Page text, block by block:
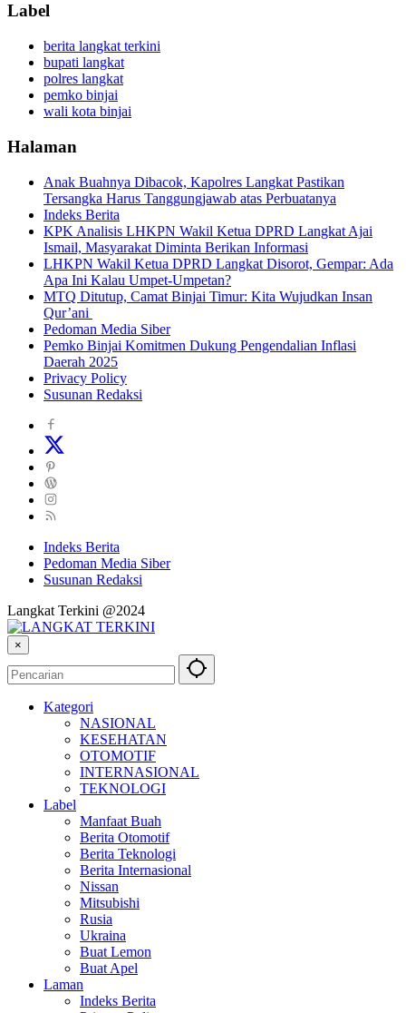
Label
berita langkat terkini
bupati langkat
polres langkat
pemko binjai
wali kota binjai
Halaman
Anak Buahnya Dibacok, Kapolres Langkat Pastikan
Tersangka Harus Tanggungjawab atas Perbuatanya
Indeks Berita
KPK Analisis LHKPN Wakil Ketua DPRD Langkat Ajai
Ismail, Masyarakat Diminta Berikan Informasi
LHKPN Wakil Ketua DPRD Langkat Disorot, Gempar: Ada
Apa Ini Kalau Umpet-Umpetan?
MTQ Ditutup, Camat Binjai Timur: Kita Wujudkan Insan
Qur’ani
Pedoman Media Siber
Pemko Binjai Komitmen Dukung Pengendalian Inflasi
Daerah 2025
Privacy Policy
Susunan Redaksi
Indeks Berita
Pedoman Media Siber
Susunan Redaksi
Langkat Terkini @2024
×
Kategori
NASIONAL
KESEHATAN
OTOMOTIF
INTERNASIONAL
TEKNOLOGI
Label
Manfaat Buah
Berita Otomotif
Berita Teknologi
Berita Internasional
Nissan
Mitsubishi
Rusia
Ukraina
Buat Lemon
Buat Apel
Laman
Indeks Berita